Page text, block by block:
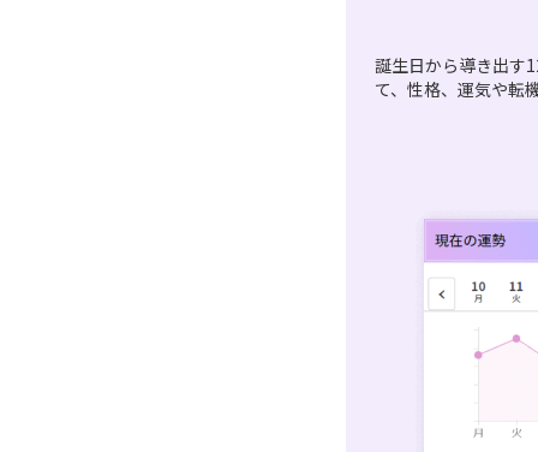
誕生日から導き出す
て、性格、運気や転